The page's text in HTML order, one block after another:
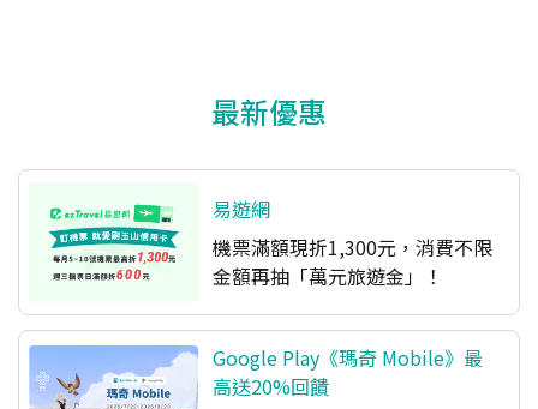
最新優惠
易遊網
機票滿額現折1,300元，消費不限
金額再抽「萬元旅遊金」！
Google Play《瑪奇 Mobile》最
高送20%回饋